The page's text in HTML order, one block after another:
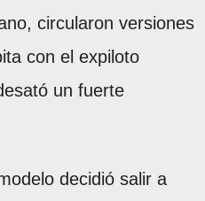
circularon versiones
con el expiloto
un fuerte
decidió salir a